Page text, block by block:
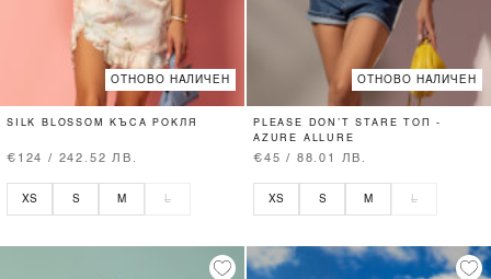
ОТНОВО НАЛИЧЕН
SILK BLOSSOM КЪСА РОКЛЯ
€124 / 242.52 ЛВ.
XS S M L
ОТНОВО НАЛИЧЕН
PLEASE DON’T STARE ТОП -
AZURE ALLURE
€45 / 88.01 ЛВ.
XS S M L